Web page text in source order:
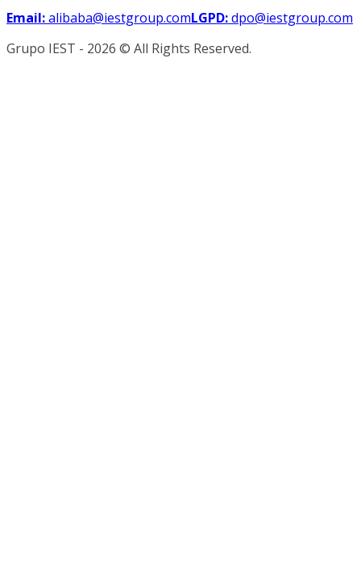
Email:alibaba@iestgroup.comLGPD:dpo@iestgroup.com
Grupo IEST - 2026 © All Rights Reserved.